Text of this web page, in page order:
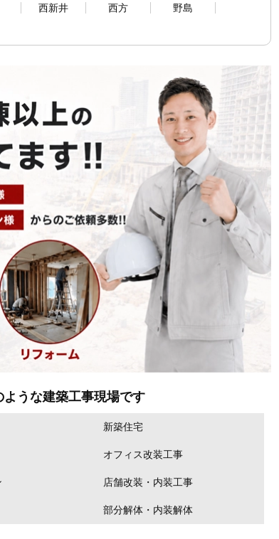
西新井 西方
野島
うな建築工事現場です
新築住宅
オフィス改装工事
店舗改装・内装工事
部分解体・内装解体